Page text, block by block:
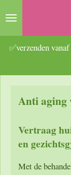
Ga
naar
hoofdinhoud
✅verzenden
Anti aging
Vertraag
en
Met de